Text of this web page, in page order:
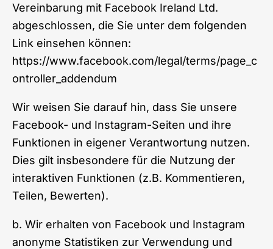
Vereinbarung mit Facebook Ireland Ltd.
abgeschlossen, die Sie unter dem folgenden
Link einsehen können:
https://www.facebook.com/legal/terms/page_c
ontroller_addendum
Wir weisen Sie darauf hin, dass Sie unsere
Facebook- und Instagram-Seiten und ihre
Funktionen in eigener Verantwortung nutzen.
Dies gilt insbesondere für die Nutzung der
interaktiven Funktionen (z.B. Kommentieren,
Teilen, Bewerten).
b. Wir erhalten von Facebook und Instagram
anonyme Statistiken zur Verwendung und